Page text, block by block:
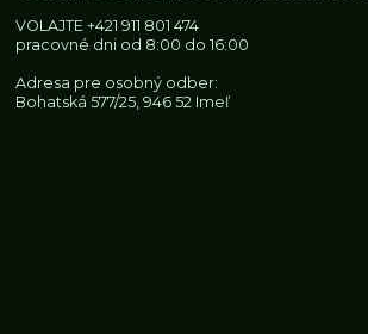
VOLAJTE+421 911 801 474
pracovné dni od 8:00 do 16:00
Adresa pre osobný odber:
Bohatská 577/25, 946 52 Imeľ